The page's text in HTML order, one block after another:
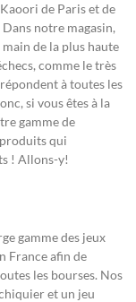
de Paris et de
notre magasin,
de la plus haute
comme le très
à toutes les
si vous êtes à la
gamme de
qui
! Allons-y!
gamme des jeux
France afin de
les bourses. Nos
et un jeu